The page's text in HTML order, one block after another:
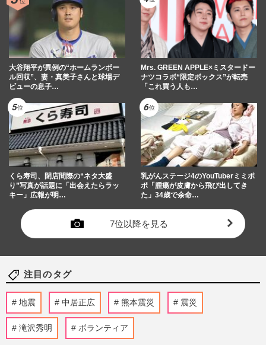
大谷翔平が異例の“ホームランボー
ル回収”、妻・真美子さんと球場デ
ビューの息子…
Mrs. GREEN APPLE×ミスタードー
ナツコラボ“限定ボックス”が転売
「これ買う人も…
くら寿司、閉店間際の“ネタ大盛
り”写真が話題に「出会えたらラッ
キー」広報が明…
乳がんステージ4のYouTuberミミポ
ポ「腫瘍が皮膚から飛び出してき
た」34歳で余命…
7位以降を見る
注目のタグ
地震 中居正広 熊本震災 震災
滝沢秀明 ボランティア